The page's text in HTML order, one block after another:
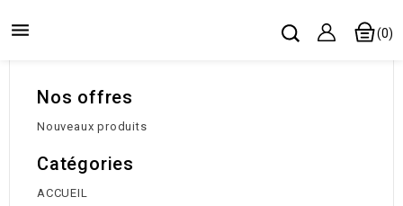
 (0)
Nos offres
Nouveaux produits
Catégories
ACCUEIL